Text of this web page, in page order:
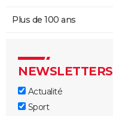
Plus de 100 ans
NEWSLETTERS
Actualité
Sport